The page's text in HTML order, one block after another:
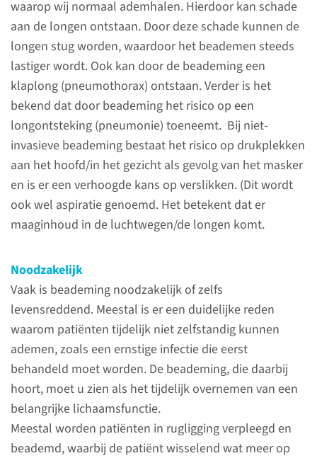
waarop wij normaal ademhalen. Hierdoor kan schade
aan de longen ontstaan. Door deze schade kunnen de
longen stug worden, waardoor het beademen steeds
lastiger wordt. Ook kan door de beademing een
klaplong (pneumothorax) ontstaan. Verder is het
bekend dat door beademing het risico op een
longontsteking (pneumonie) toeneemt. Bij niet-
invasieve beademing bestaat het risico op drukplekken
aan het hoofd/in het gezicht als gevolg van het masker
en is er een verhoogde kans op verslikken. (Dit wordt
ook wel aspiratie genoemd. Het betekent dat er
maaginhoud in de luchtwegen/de longen komt.
Noodzakelijk
Vaak is beademing noodzakelijk of zelfs
levensreddend. Meestal is er een duidelijke reden
waarom patiënten tijdelijk niet zelfstandig kunnen
ademen, zoals een ernstige infectie die eerst
behandeld moet worden. De beademing, die daarbij
hoort, moet u zien als het tijdelijk overnemen van een
belangrijke lichaamsfunctie.
Meestal worden patiënten in rugligging verpleegd en
beademd, waarbij de patiënt wisselend wat meer op
hun naasten, komt een
opname onverwachts.
lees meer
Dagprogramma
Zorg en behandeling op de IC
en MC bestaat uit veel
activiteiten bij of met de
verpleegkundige regelmatig bij
de patiënt voor controles van
patiënt, monitoring en
apparatuur, bloedafname en
verzorging.
lees meer